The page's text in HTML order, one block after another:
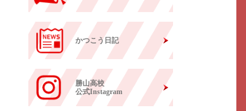
かつこう日記
勝山高校
公式Instagram